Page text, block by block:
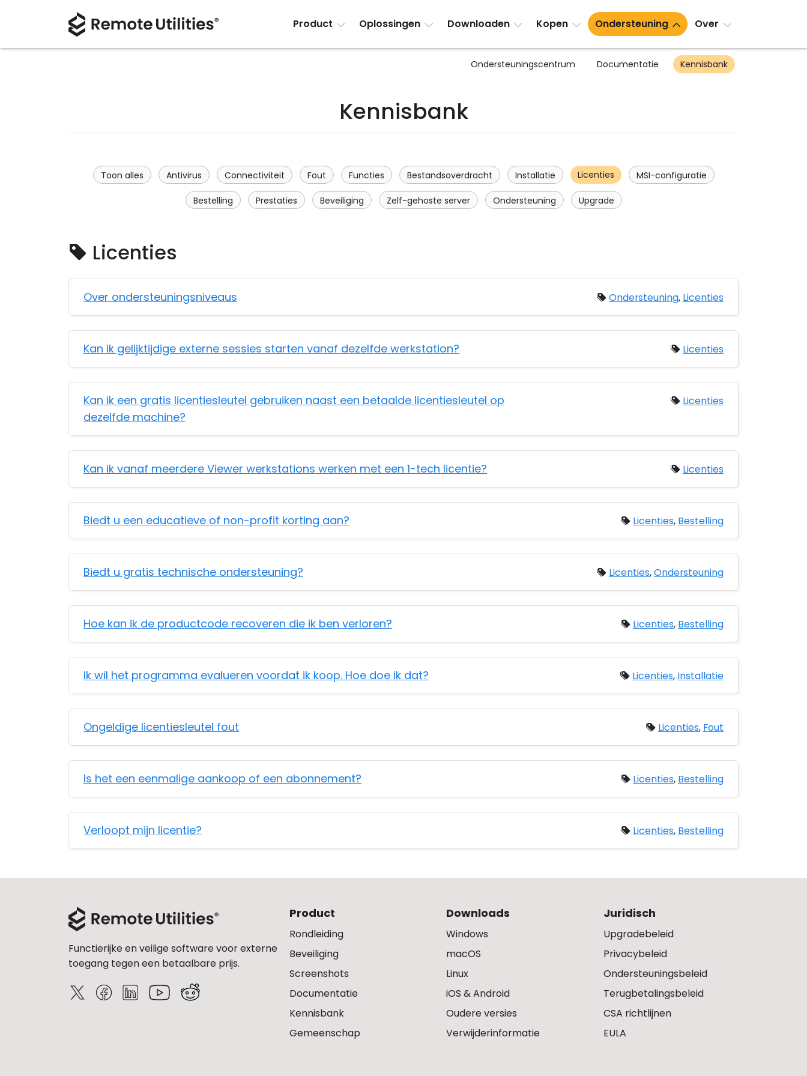
Product Oplossingen Downloaden Kopen Ondersteuning Over
Ondersteuningscentrum Documentatie Kennisbank
Kennisbank
Toon alles Antivirus Connectiviteit Fout Functies Bestandsoverdracht Installatie Licenties MSI-configuratie
Bestelling Prestaties Beveiliging Zelf-gehoste server Ondersteuning Upgrade
Licenties
Over ondersteuningsniveaus Ondersteuning, Licenties
Kan ik gelijktijdige externe sessies starten vanaf dezelfde werkstation? Licenties
Kan ik een gratis licentiesleutel gebruiken naast een betaalde licentiesleutel op
dezelfde machine?
Licenties
Kan ik vanaf meerdere Viewer werkstations werken met een 1-tech licentie? Licenties
Biedt u een educatieve of non-profit korting aan? Licenties, Bestelling
Biedt u gratis technische ondersteuning? Licenties,Ondersteuning
Hoe kan ik de productcode recoveren die ik ben verloren? Licenties, Bestelling
Ik wil het programma evalueren voordat ik koop. Hoe doe ik dat? Licenties, Installatie
Ongeldige licentiesleutel fout Licenties, Fout
Is het een eenmalige aankoop of een abonnement? Licenties, Bestelling
Verloopt mijn licentie? Licenties, Bestelling
Functierijke en veilige software voor externe
toegang tegen een betaalbare prijs.
Product
Rondleiding
Beveiliging
Screenshots
Documentatie
Kennisbank
Gemeenschap
Downloads
Windows
macOS
Linux
iOS & Android
Oudere versies
Verwijderinformatie
Juridisch
Upgradebeleid
Privacybeleid
Ondersteuningsbeleid
Terugbetalingsbeleid
CSA richtlijnen
EULA